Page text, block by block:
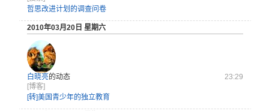
哲思改进计划的调查问卷
2010年03月20日 星期六
白晓亮的动态
23:29
[博客]
[转]美国青少年的独立教育